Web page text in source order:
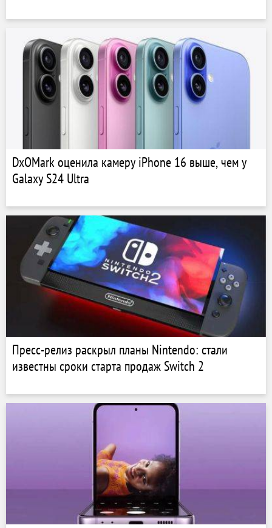
DxOMark оценила камеру iPhone 16 выше, чем у
Galaxy S24 Ultra
Пресс-релиз раскрыл планы Nintendo: стали
известны сроки старта продаж Switch 2